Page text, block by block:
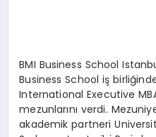
BMI Business School
Business School iş
International Executive
mezunlarını verdi.
akademik partneri